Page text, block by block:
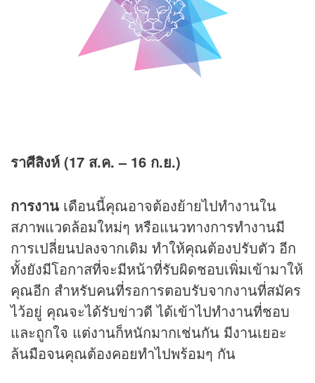
ราศีสิงห์ (17 ส.ค. – 16 ก.ย.)
การงาน เดือนนี้คุณอาจต้องย้ายไปทำงานใน
สภาพแวดล้อมใหม่ๆ หรือแนวทางการทำงานมี
การเปลี่ยนปลงจากเดิม ทำให้คุณต้องปรับตัว อีก
ทั้งยังมีโอกาสที่จะมีหน้าที่รับผิดชอบเพิ่มเข้ามาให้
คุณอีก สำหรับคนที่รอการตอบรับจากงานที่สมัคร
ไว้อยู่ คุณจะได้รับข่าวดี ได้เข้าไปทำงานที่ชอบ
และถูกใจ แต่งานก็หนักมากเช่นกัน มีงานเยอะ
ล้นมือจนคุณต้องคอยทำไปพร้อมๆ กัน